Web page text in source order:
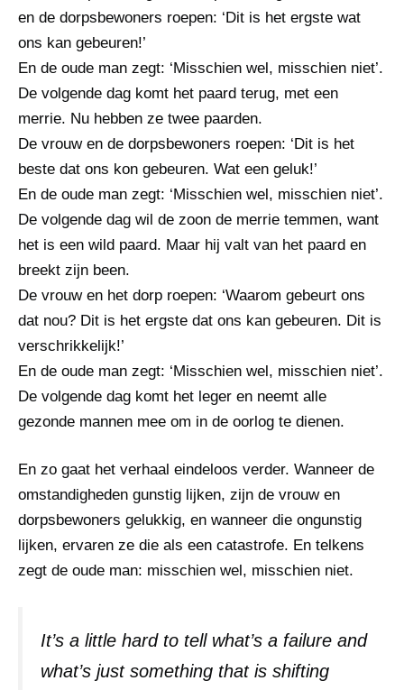
en de dorpsbewoners roepen: ‘Dit is het ergste wat
ons kan gebeuren!’
En de oude man zegt: ‘Misschien wel, misschien niet’.
De volgende dag komt het paard terug, met een
merrie. Nu hebben ze twee paarden.
De vrouw en de dorpsbewoners roepen: ‘Dit is het
beste dat ons kon gebeuren. Wat een geluk!’
En de oude man zegt: ‘Misschien wel, misschien niet’.
De volgende dag wil de zoon de merrie temmen, want
het is een wild paard. Maar hij valt van het paard en
breekt zijn been.
De vrouw en het dorp roepen: ‘Waarom gebeurt ons
dat nou? Dit is het ergste dat ons kan gebeuren. Dit is
verschrikkelijk!’
En de oude man zegt: ‘Misschien wel, misschien niet’.
De volgende dag komt het leger en neemt alle
gezonde mannen mee om in de oorlog te dienen.
En zo gaat het verhaal eindeloos verder. Wanneer de
omstandigheden gunstig lijken, zijn de vrouw en
dorpsbewoners gelukkig, en wanneer die ongunstig
lijken, ervaren ze die als een catastrofe. En telkens
zegt de oude man: misschien wel, misschien niet.
It’s a little hard to tell what’s a failure and
what’s just something that is shifting